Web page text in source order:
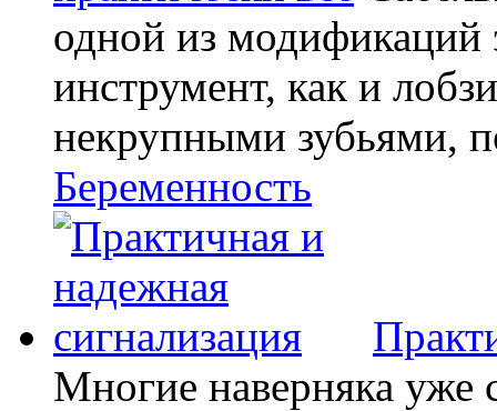
одной из модификаций
инструмент, как и
некрупными зубьями,
Беременность
Многие наверняка уже